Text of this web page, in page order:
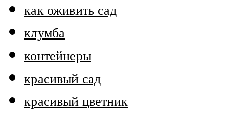
как оживить сад
клумба
контейнеры
красивый сад
красивый цветник